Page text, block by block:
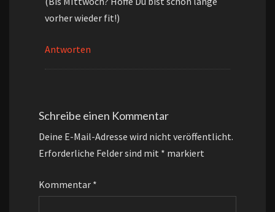
vorher wieder fit!)
Antworten
Schreibe einen Kommentar
Deine E-Mail-Adresse wird nicht veröffentlicht.
Erforderliche Felder sind mit * markiert
Kommentar *